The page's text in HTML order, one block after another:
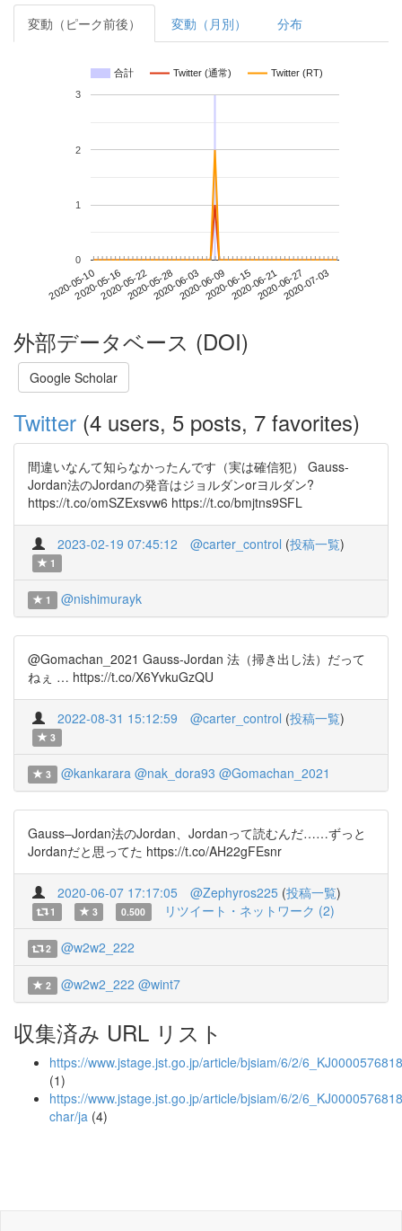
変動（ピーク前後） 変動（月別） 分布
合計 Twitter (通常) Twitter (RT)
2020-05-102020-05-162020-05-222020-05-282020-06-032020-06-092020-06-152020-06-212020-06-272020-07-03
0
1
2
3
外部データベース (DOI)
Google Scholar
Twitter (4 users, 5 posts, 7 favorites)
間違いなんて知らなかったんです（実は確信犯） Gauss-
Jordan法のJordanの発音はジョルダンorヨルダン?
https://t.co/omSZExsvw6 https://t.co/bmjtns9SFL
2023-02-19 07:45:12 @carter_control (投稿一覧)
1
1 @nishimurayk
@Gomachan_2021 Gauss-Jordan 法（掃き出し法）だって
ねぇ … https://t.co/X6YvkuGzQU
2022-08-31 15:12:59 @carter_control (投稿一覧)
3
3 @kankarara @nak_dora93 @Gomachan_2021
Gauss–Jordan法のJordan、Jordanって読むんだ……ずっと
Jordanだと思ってた https://t.co/AH22gFEsnr
2020-06-07 17:17:05 @Zephyros225 (投稿一覧)
1 3 0.500 リツイート・ネットワーク (2)
2 @w2w2_222
2 @w2w2_222 @wint7
収集済み URL リスト
https://www.jstage.jst.go.jp/article/bjsiam/6/2/
(1)
https://www.jstage.jst.go.jp/article/bjsiam/6/2/
char/ja (4)